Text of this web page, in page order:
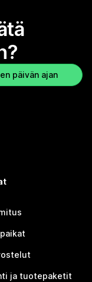
päivän ajan
ja tuotepaketit